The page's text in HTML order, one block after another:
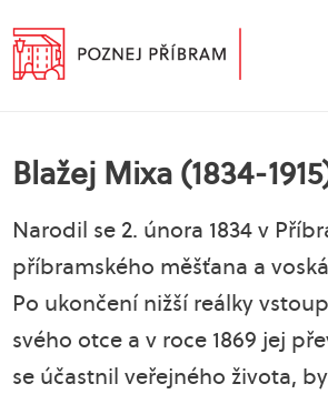
Blažej Mixa (1834-
Narodil se 2. února 1834 v
příbramského měšťana a
Po ukončení nižší reálky
svého otce a v roce 1869 jej
se účastnil veřejného života,